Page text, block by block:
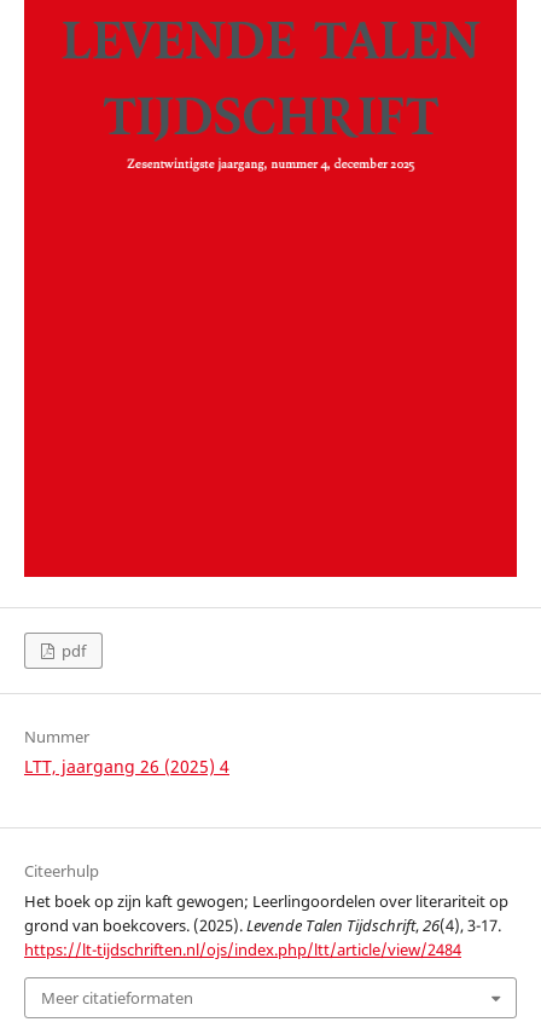
pdf
Nummer
LTT, jaargang 26 (2025) 4
Citeerhulp
Het boek op zijn kaft gewogen; Leerlingoordelen over literariteit op
grond van boekcovers. (2025).Levende Talen Tijdschrift,26(4), 3-17.
https://lt-tijdschriften.nl/ojs/index.php/ltt/article/view/2484
Meer citatieformaten